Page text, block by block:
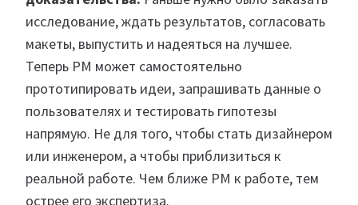
исследование, ждать результатов, согласовать
макеты, выпустить и надеяться на лучшее.
Теперь PM может самостоятельно
прототипировать идеи, запрашивать данные о
пользователях и тестировать гипотезы
напрямую. Не для того, чтобы стать дизайнером
или инженером, а чтобы приблизиться к
реальной работе. Чем ближе PM к работе, тем
острее его экспертиза.